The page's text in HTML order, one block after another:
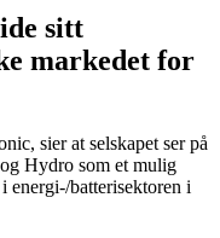
sitt
markedet for
sier at selskapet ser på
Hydro som et mulig
batterisektoren i